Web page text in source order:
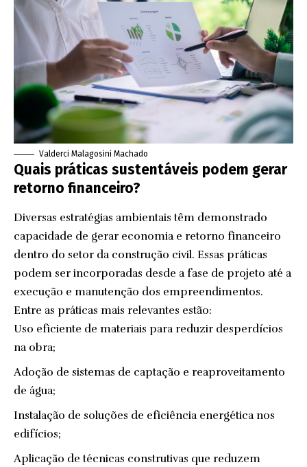
Valderci Malagosini Machado
Quais práticas sustentáveis podem gerar
retorno financeiro?
Diversas estratégias ambientais têm demonstrado
capacidade de gerar economia e retorno financeiro
dentro do setor da construção civil. Essas práticas
podem ser incorporadas desde a fase de projeto até a
execução e manutenção dos empreendimentos.
Entre as práticas mais relevantes estão:
Uso eficiente de materiais para reduzir desperdícios
na obra;
Adoção de sistemas de captação e reaproveitamento
de água;
Instalação de soluções de eficiência energética nos
edifícios;
Aplicação de técnicas construtivas que reduzem